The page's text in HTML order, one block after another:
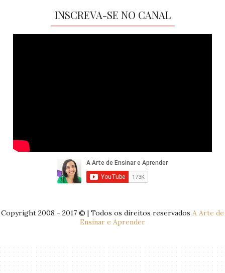
INSCREVA-SE NO CANAL
Copyright 2008 - 2017 © | Todos os direitos reservados A Arte de
Ensinar e Aprender